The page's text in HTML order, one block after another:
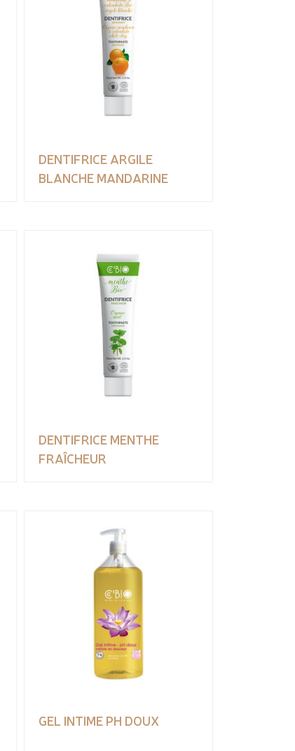
DENTIFRICE ARGILE
BLANCHE MANDARINE
DENTIFRICE MENTHE
FRAÎCHEUR
GEL INTIME PH DOUX